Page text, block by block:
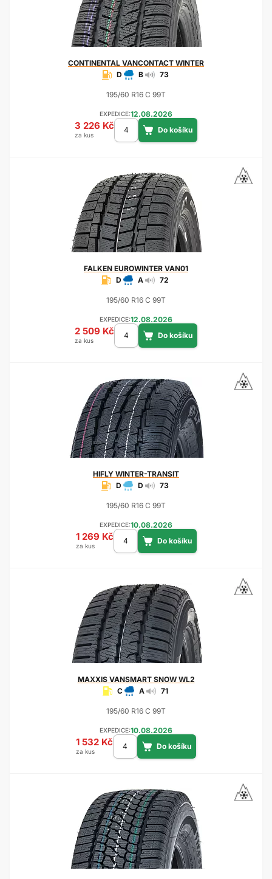
CONTINENTAL VANCONTACT WINTER
D
B 73
195/60 R16 C 99T
EXPEDICE:12.08.2026
3 226 Kč
za kus
FALKEN EUROWINTER VAN01
D
A 72
195/60 R16 C 99T
EXPEDICE:12.08.2026
2 509 Kč
za kus
HIFLY WINTER-TRANSIT
D
D 73
195/60 R16 C 99T
EXPEDICE:10.08.2026
1 269 Kč
za kus
MAXXISVANSMART SNOW WL2
C
A 71
195/60 R16 C 99T
EXPEDICE:10.08.2026
1 532 Kč
za kus